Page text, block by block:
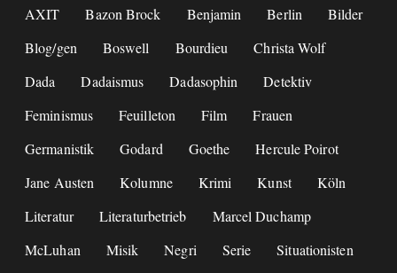
AXIT
Bazon Brock Benjamin Berlin
Bilder
Blog/gen
Boswell Bourdieu
Christa Wolf
Dada
Dadaismus Dadasophin
Detektiv
Feminismus
Feuilleton Film
Frauen
Germanistik
Godard Goethe
Hercule Poirot
Jane Austen
Kolumne Krimi Kunst
Köln
Literatur
Literaturbetrieb
Marcel Duchamp
McLuhan
Misik Negri Serie
Situationisten